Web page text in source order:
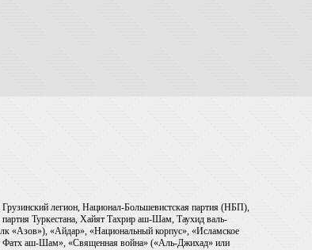
легион, Национал-Большевистская партия (НБП),
Туркестана, Хайят Тахрир аш-Шам, Таухид валь-
«Азов»), «Айдар», «Национальный корпус», «Исламское
Фатх аш-Шам», «Священная война» («Аль-Джихад» или